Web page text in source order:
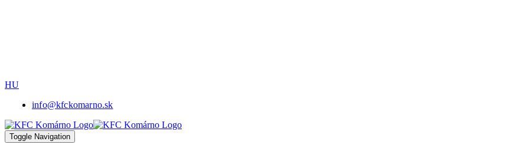
HU
info@kfckomarno.sk
Toggle Navigation